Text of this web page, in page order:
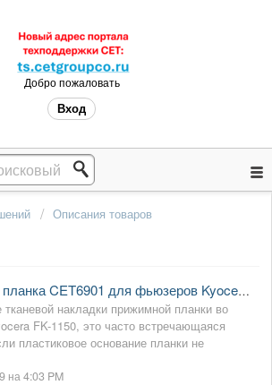
Добро пожаловать
Вход
Описания товаров
Прижимная планка CET6901 для фьюзеров Kyocera FK-1150 (видео)
накладки прижимной планки во
FK-1150, это часто встречающаяся
пластиковое основание планки не
на 4:03 PM